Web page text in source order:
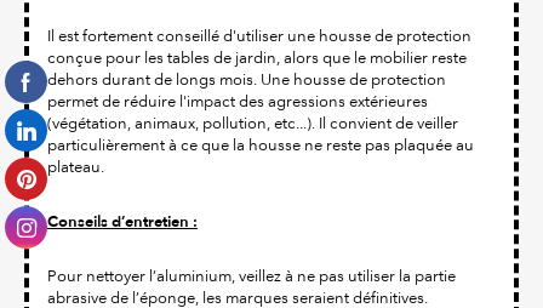
Il est fortement conseillé d'utiliser une housse de protection
conçue pour les tables de jardin, alors que le mobilier reste
dehors durant de longs mois. Une housse de protection
permet de réduire l'impact des agressions extérieures
(végétation, animaux, pollution, etc...). Il convient de veiller
particulièrement à ce que la housse ne reste pas plaquée au
plateau.
Conseils d’entretien :
Pour nettoyer l’aluminium, veillez à ne pas utiliser la partie
abrasive de l’éponge, les marques seraient définitives.